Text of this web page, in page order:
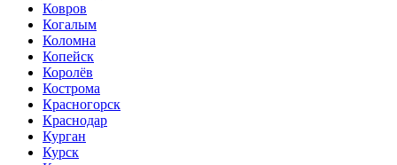
Ковров
Когалым
Коломна
Копейск
Королёв
Кострома
Красногорск
Краснодар
Курган
Курск